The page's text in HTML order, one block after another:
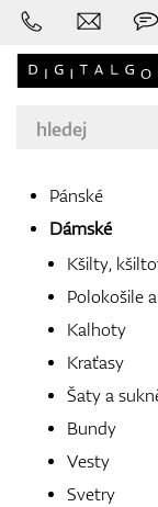
Pánské
Dámské
Kšilty,
Polokošile
Kalhoty
Kraťasy
Šaty a
Bundy
Vesty
Svetry